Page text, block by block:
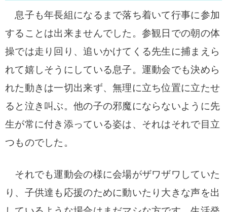
息子も年長組になるまで落ち着いて行事に参加
することは出来ませんでした。 参観日での朝の体
操では走り回り、追いかけてくる先生に捕まえら
れて嬉しそうにしている息子。 運動会でも決めら
れた動きは一切出来ず、無理に立ち位置に立たせ
ると泣き叫ぶ。他の子の邪魔にならないように先
生が常に付き添っている姿は、それはそれで目立
つものでした。
それでも運動会の様に会場がザワザワしていた
り、子供達も応援のために動いたり大きな声を出